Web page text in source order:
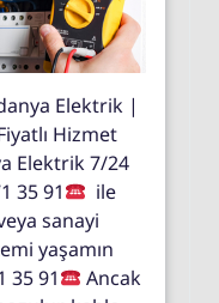
Elektrik |
Hizmet
Elektrik 7/24
35 91
ile
sanayi
yaşamın
35 91
Ancak